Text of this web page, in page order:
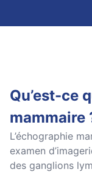
Qu’est-ce
mammaire
L’échographie
examen
des ganglions